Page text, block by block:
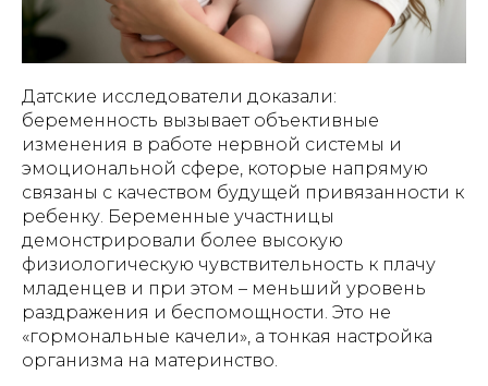
Датские исследователи доказали:
беременность вызывает объективные
изменения в работе нервной системы и
эмоциональной сфере, которые напрямую
связаны с качеством будущей привязанности к
ребенку. Беременные участницы
демонстрировали более высокую
физиологическую чувствительность к плачу
младенцев и при этом – меньший уровень
раздражения и беспомощности. Это не
«гормональные качели», а тонкая настройка
организма на материнство.